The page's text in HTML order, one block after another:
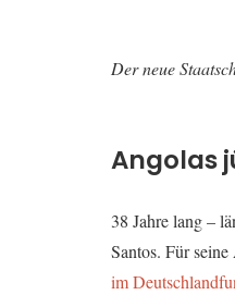
Der neue
Angolas
38 Jahre lang –
Santos. Für
im